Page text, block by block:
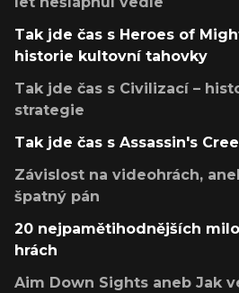
Tak jde čas s Heroes of
historie kultovní tahovky
Tak jde čas s Civilizací –
strategie
Tak jde čas s Assassin's
Závislost na videohrách,
špatný pán
20 nejpamětihodnějších
hrách
Aim Down Sights aneb Jak